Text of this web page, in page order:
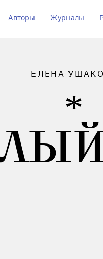
Авторы Журналы
ЕЛЕНА